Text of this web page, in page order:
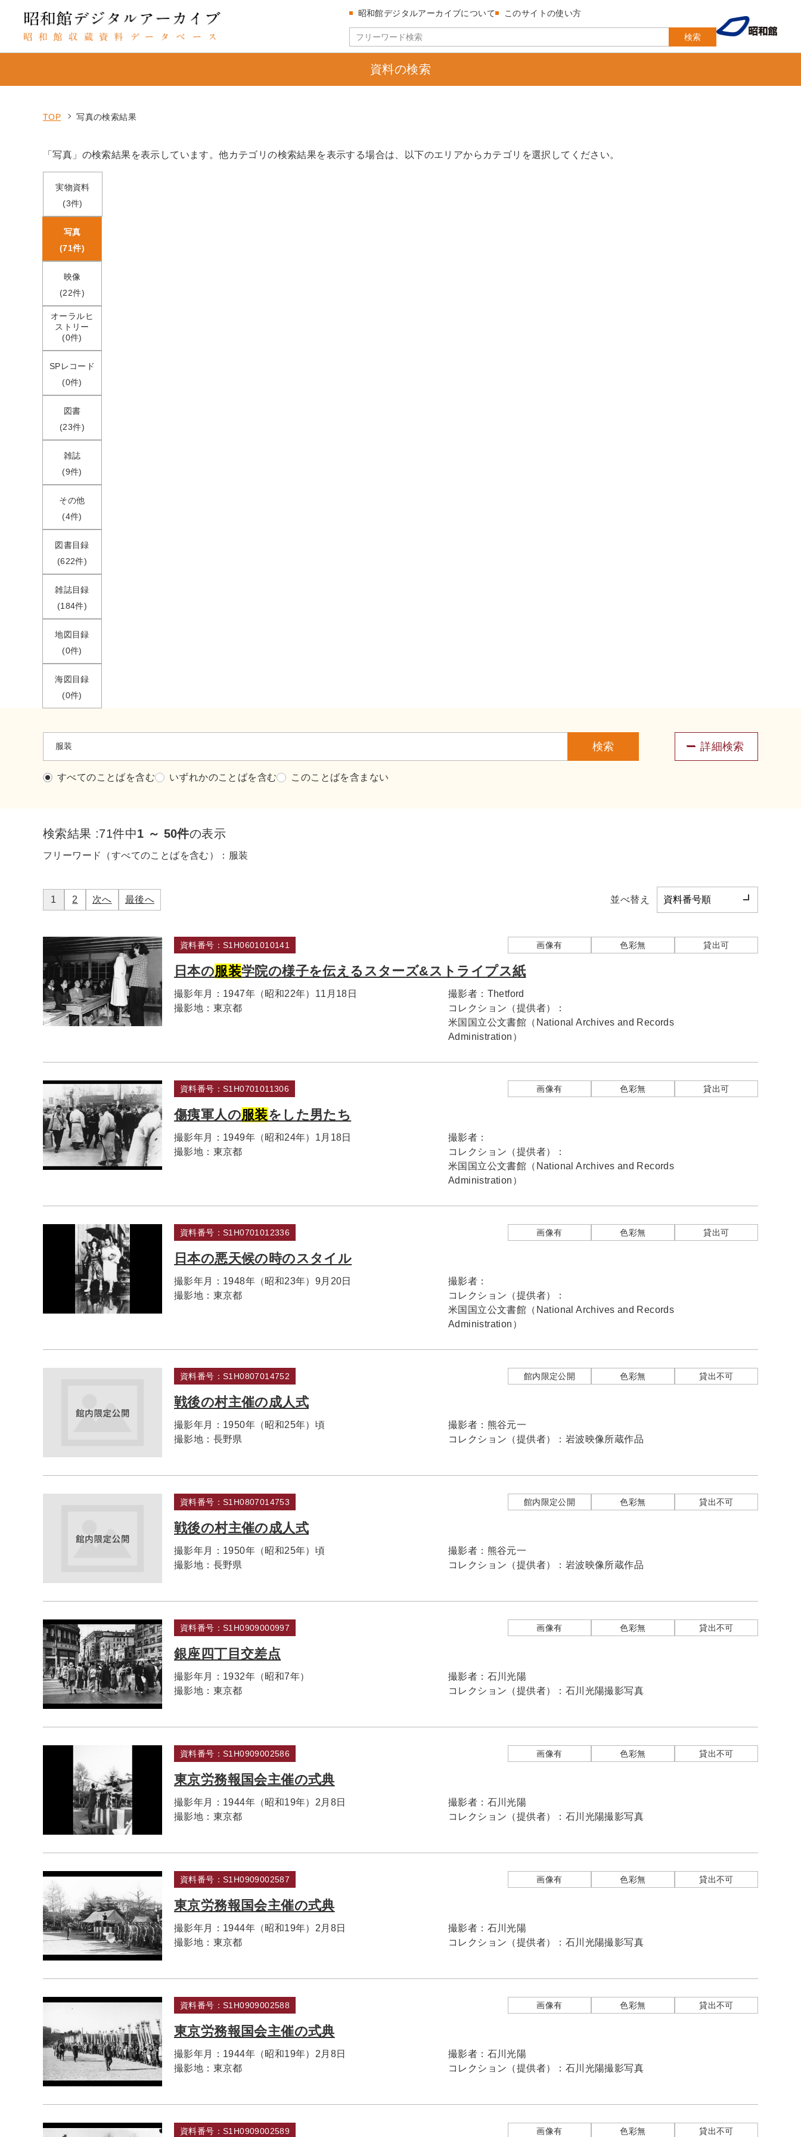
検索
昭和館デジタルアーカイブについて このサイトの使い方
資料の検索
TOP 写真の検索結果
「写真」の検索結果を表示しています。他カテゴリの検索結果を表示する場合は、以下のエリアからカテゴリを選択してください。
実物資料
(3件)
写真
(71件)
映像
(22件)
オーラルヒ
ストリー
(0件)
SPレコード
(0件)
図書
(23件)
雑誌
(9件)
その他
(4件)
図書目録
(622件)
雑誌目録
(184件)
地図目録
(0件)
海図目録
(0件)
検索
すべてのことばを含む いずれかのことばを含む このことばを含まない
詳細検索
検索結果 :71件中1 ～ 50件の表示
フリーワード（すべてのことばを含む）： 服装
1 2 次へ 最後へ 並べ替え
資料番号：S1H0601010141 画像有 色彩無 貸出可
日本の服装学院の様子を伝えるスターズ&ストライプス紙
撮影年月： 1947年（昭和22年）11月18日 撮影者： Thetford
撮影地： 東京都
コレクション（提供者）：
米国国立公文書館（National Archives and Records
Administration）
資料番号：S1H0701011306 画像有 色彩無 貸出可
傷痍軍人の服装をした男たち
撮影年月： 1949年（昭和24年）1月18日
撮影者：
撮影地： 東京都
コレクション（提供者）：
米国国立公文書館（National Archives and Records
Administration）
資料番号：S1H0701012336 画像有 色彩無 貸出可
日本の悪天候の時のスタイル
撮影年月： 1948年（昭和23年）9月20日
撮影者：
撮影地： 東京都
コレクション（提供者）：
米国国立公文書館（National Archives and Records
Administration）
資料番号：S1H0807014752 館内限定公開 色彩無 貸出不可
戦後の村主催の成人式
撮影年月： 1950年（昭和25年）頃 撮影者： 熊谷元一
撮影地： 長野県 コレクション（提供者）： 岩波映像所蔵作品
資料番号：S1H0807014753 館内限定公開 色彩無 貸出不可
戦後の村主催の成人式
撮影年月： 1950年（昭和25年）頃 撮影者： 熊谷元一
撮影地： 長野県 コレクション（提供者）： 岩波映像所蔵作品
資料番号：S1H0909000997 画像有 色彩無 貸出不可
銀座四丁目交差点
撮影年月： 1932年（昭和7年） 撮影者： 石川光陽
撮影地： 東京都 コレクション（提供者）： 石川光陽撮影写真
資料番号：S1H0909002586 画像有 色彩無 貸出不可
東京労務報国会主催の式典
撮影年月： 1944年（昭和19年）2月8日 撮影者： 石川光陽
撮影地： 東京都 コレクション（提供者）： 石川光陽撮影写真
資料番号：S1H0909002587 画像有 色彩無 貸出不可
東京労務報国会主催の式典
撮影年月： 1944年（昭和19年）2月8日 撮影者： 石川光陽
撮影地： 東京都 コレクション（提供者）： 石川光陽撮影写真
資料番号：S1H0909002588 画像有 色彩無 貸出不可
東京労務報国会主催の式典
撮影年月： 1944年（昭和19年）2月8日 撮影者： 石川光陽
撮影地： 東京都 コレクション（提供者）： 石川光陽撮影写真
資料番号：S1H0909002589 画像有 色彩無 貸出不可